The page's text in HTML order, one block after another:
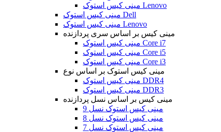
مینی کیس استوک Lenovo
مینی کیس استوک Dell
مینی کیس استوک Lenovo
مینی کیس بر اساس سری پردازنده
مینی کیس استوک Core i7
مینی کیس استوک Core i5
مینی کیس استوک Core i3
مینی کیس استوک بر اساس نوع
مینی کیس استوک DDR4
مینی کیس استوک DDR3
مینی کیس بر اساس نسل پردازنده
مینی کیس استوک نسل 9
مینی کیس استوک نسل 8
مینی کیس استوک نسل 7